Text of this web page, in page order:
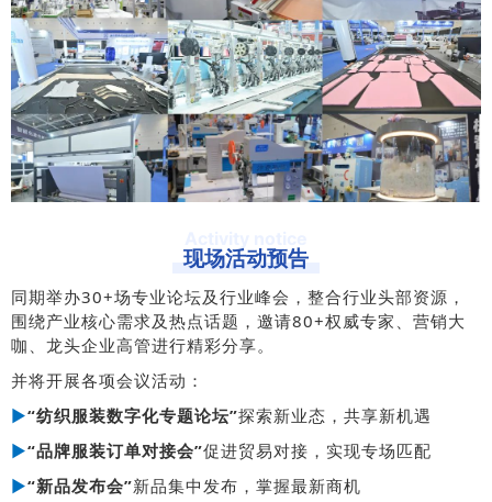
现场活动预告
同期举办30+场专业论坛及行业峰会，整合行业头部资源，
围绕产业核心需求及热点话题，邀请80+权威专家、营销大
咖、龙头企业高管进行精彩分享。
并将开展各项会议活动：
►“纺织服装数字化专题论坛”探索新业态，共享新机遇
►“品牌服装订单对接会”促进贸易对接，实现专场匹配
►“新品发布会”新品集中发布，掌握最新商机